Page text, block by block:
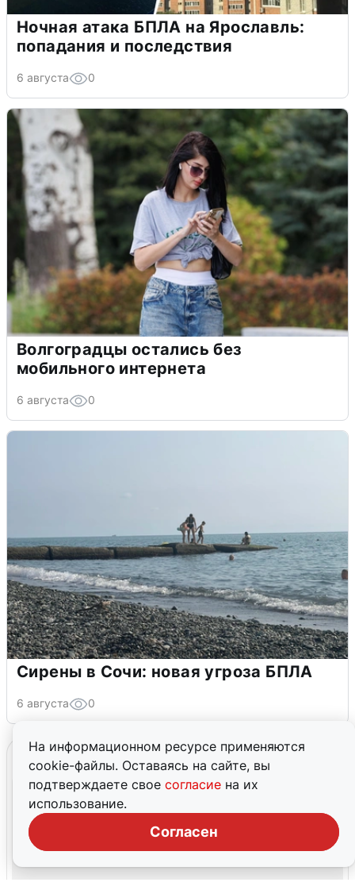
На информационном ресурсе применяются
cookie-файлы. Оставаясь на сайте, вы
подтверждаете свое согласие на их
использование.
Согласен
Ночная атака БПЛА на Ярославль:
попадания и последствия
6 августа 0
Волгоградцы остались без
мобильного интернета
6 августа 0
Сирены в Сочи: новая угроза БПЛА
6 августа 0